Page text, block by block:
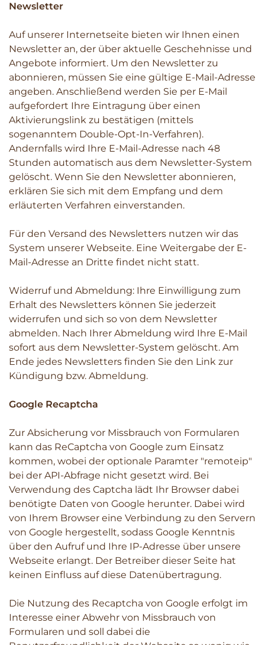
Newsletter
Auf unserer Internetseite bieten wir Ihnen einen
Newsletter an, der über aktuelle Geschehnisse und
Angebote informiert. Um den Newsletter zu
abonnieren, müssen Sie eine gültige E-Mail-Adresse
angeben. Anschließend werden Sie per E-Mail
aufgefordert Ihre Eintragung über einen
Aktivierungslink zu bestätigen (mittels
sogenanntem Double-Opt-In-Verfahren).
Andernfalls wird Ihre E-Mail-Adresse nach 48
Stunden automatisch aus dem Newsletter-System
gelöscht. Wenn Sie den Newsletter abonnieren,
erklären Sie sich mit dem Empfang und dem
erläuterten Verfahren einverstanden.
Für den Versand des Newsletters nutzen wir das
System unserer Webseite. Eine Weitergabe der E-
Mail-Adresse an Dritte findet nicht statt.
Widerruf und Abmeldung: Ihre Einwilligung zum
Erhalt des Newsletters können Sie jederzeit
widerrufen und sich so von dem Newsletter
abmelden. Nach Ihrer Abmeldung wird Ihre E-Mail
sofort aus dem Newsletter-System gelöscht. Am
Ende jedes Newsletters finden Sie den Link zur
Kündigung bzw. Abmeldung.
Google Recaptcha
Zur Absicherung vor Missbrauch von Formularen
kann das ReCaptcha von Google zum Einsatz
kommen, wobei der optionale Paramter "remoteip"
bei der API-Abfrage nicht gesetzt wird. Bei
Verwendung des Captcha lädt Ihr Browser dabei
benötigte Daten von Google herunter. Dabei wird
von Ihrem Browser eine Verbindung zu den Servern
von Google hergestellt, sodass Google Kenntnis
über den Aufruf und Ihre IP-Adresse über unsere
Webseite erlangt. Der Betreiber dieser Seite hat
keinen Einfluss auf diese Datenübertragung.
Die Nutzung des Recaptcha von Google erfolgt im
Interesse einer Abwehr von Missbrauch von
Formularen und soll dabei die